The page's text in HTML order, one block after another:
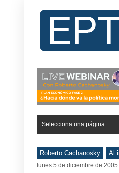
Selecciona una página:
Roberto Cachanosky Al
lunes 5 de diciembre de 2005